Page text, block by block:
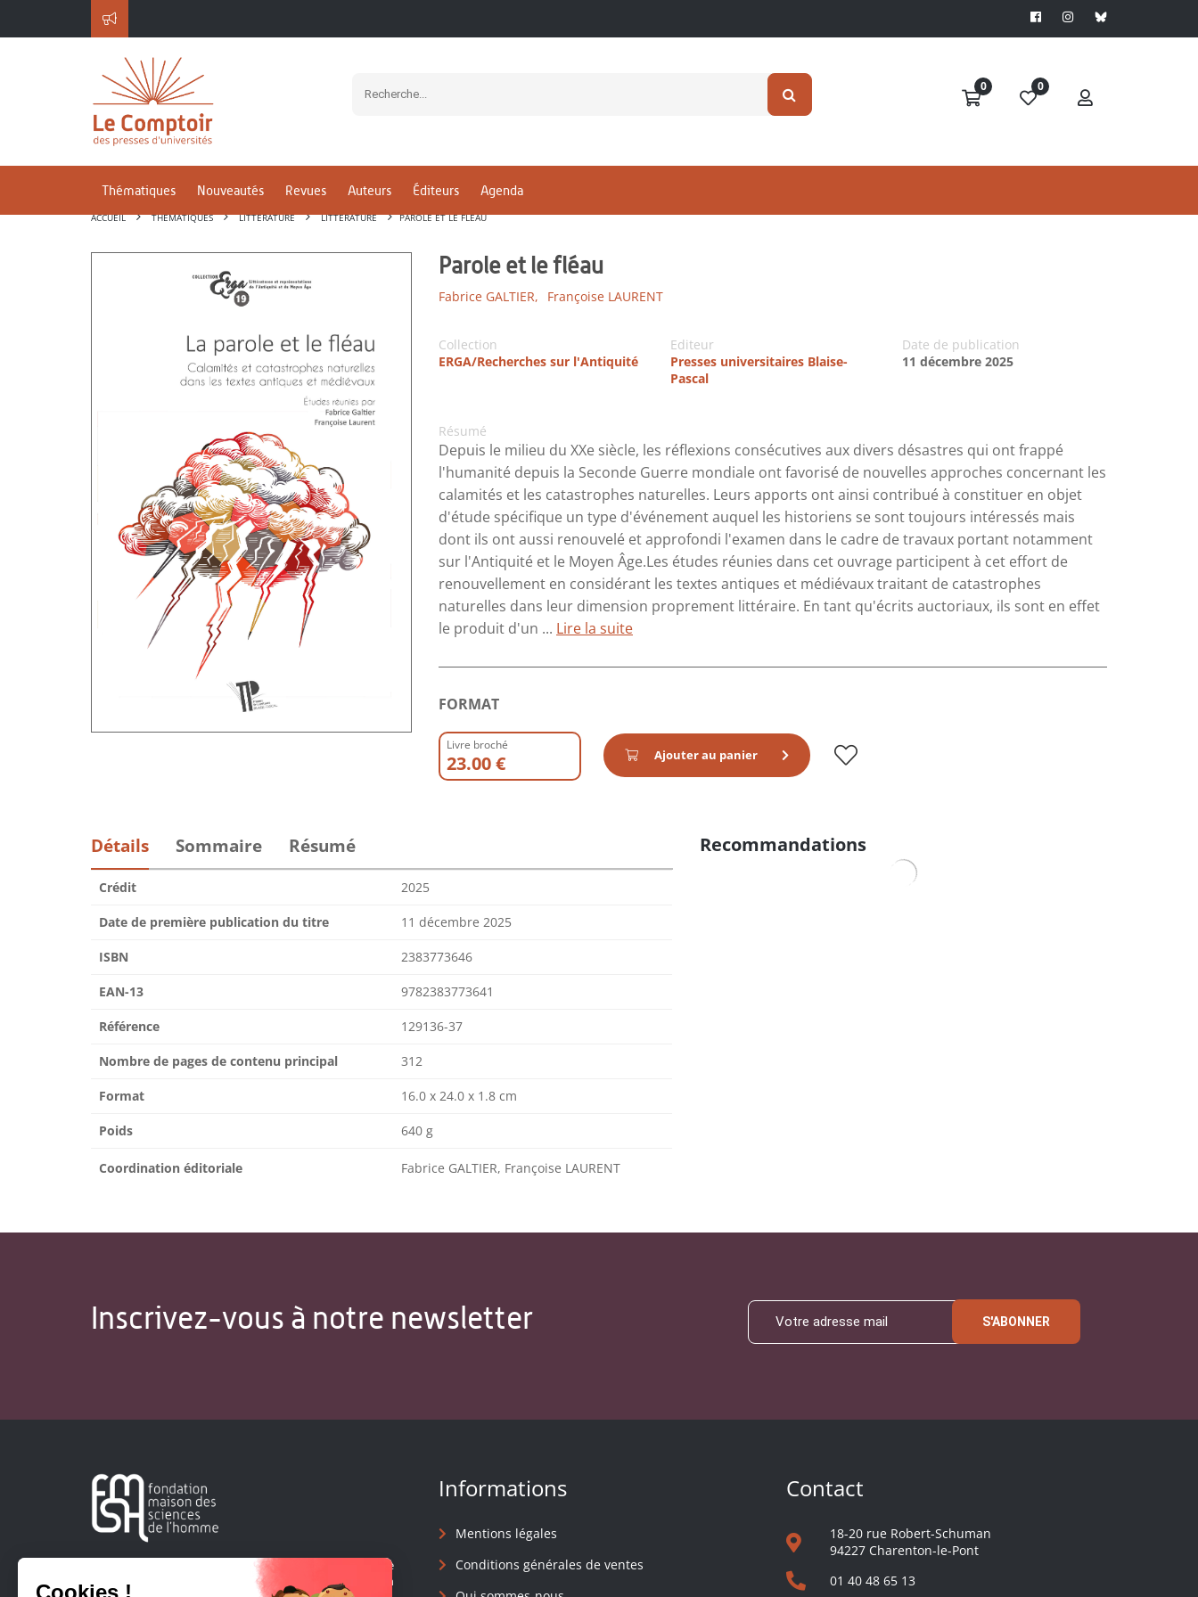
0 0
Thématiques Nouveautés Revues Auteurs Éditeurs Agenda
ACCUEIL THÉMATIQUES LITTÉRATURE LITTÉRATURE PAROLE ET LE FLÉAU
Parole et le fléau
Fabrice GALTIER, Françoise LAURENT
Collection
ERGA/Recherches sur l'Antiquité
Editeur
Presses universitaires Blaise-
Pascal
Date de publication
11 décembre 2025
Résumé
Depuis le milieu du XXe siècle, les réflexions consécutives aux divers désastres qui ont frappé
l'humanité depuis la Seconde Guerre mondiale ont favorisé de nouvelles approches concernant les
calamités et les catastrophes naturelles. Leurs apports ont ainsi contribué à constituer en objet
d'étude spécifique un type d'événement auquel les historiens se sont toujours intéressés mais
dont ils ont aussi renouvelé et approfondi l'examen dans le cadre de travaux portant notamment
sur l'Antiquité et le Moyen Âge.Les études réunies dans cet ouvrage participent à cet effort de
renouvellement en considérant les textes antiques et médiévaux traitant de catastrophes
naturelles dans leur dimension proprement littéraire. En tant qu'écrits auctoriaux, ils sont en effet
le produit d'un ... Lire la suite
FORMAT
Livre broché
23.00 € Ajouter au panier
Détails Sommaire Résumé
Crédit 2025
Date de première publication du titre 11 décembre 2025
ISBN 2383773646
EAN-13 9782383773641
Référence 129136-37
Nombre de pages de contenu principal 312
Format 16.0 x 24.0 x 1.8 cm
Poids 640 g
Coordination éditoriale Fabrice GALTIER, Françoise LAURENT
Recommandations
Inscrivez-vous à notre newsletter S'ABONNER
Créée en 1963, la Fondation Maison Sciences de l'Homme
soutient la recherche et la diffusion des connaissances en
Informations
Mentions légales
Conditions générales de ventes
Contact
18-20 rue Robert-Schuman
94227 Charenton-le-Pont
01 40 48 65 13